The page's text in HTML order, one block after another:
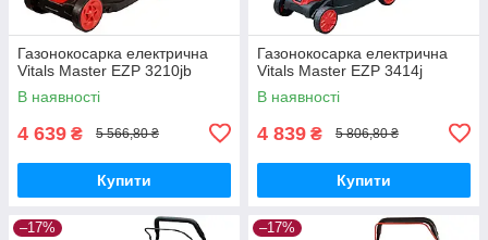
Газонокосарка електрична
Vitals Master EZP 3210jb
В наявності
4 639 ₴ 5 566,80 ₴
Купити
Газонокосарка електрична
Vitals Master EZP 3414j
В наявності
4 839 ₴ 5 806,80 ₴
Купити
–17% –17%